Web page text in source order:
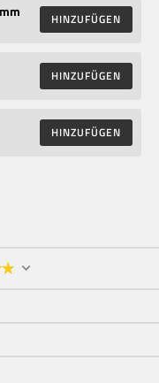
HINZUFÜGEN
HINZUFÜGEN
HINZUFÜGEN
<1 %
<1 %